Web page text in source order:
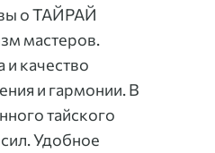
о ТАЙРАЙ
мастеров.
качество
и гармонии. В
тайского
Удобное